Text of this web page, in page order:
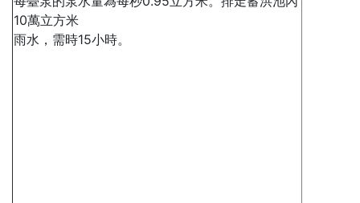
10萬立方米
雨水，需時15小時。